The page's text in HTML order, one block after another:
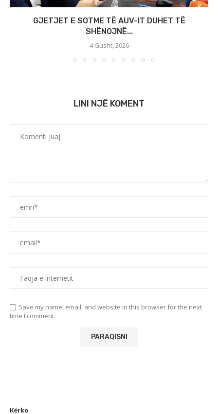
GJETJET E SOTME TË AUV-IT DUHET TË
SHËNOJNË...
4 Gusht, 2026
LINI NJË KOMENT
Save my name, email, and website in this browser for the next
time I comment.
Kërko